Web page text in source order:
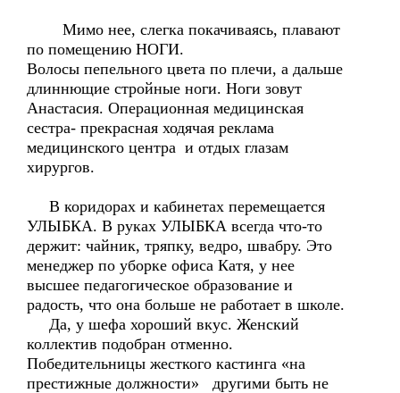
Мимо нее, слегка покачиваясь, плавают
по помещению НОГИ.
Волосы пепельного цвета по плечи, а дальше
длиннющие стройные ноги. Ноги зовут
Анастасия. Операционная медицинская
сестра- прекрасная ходячая реклама
медицинского центра и отдых глазам
хирургов.
В коридорах и кабинетах перемещается
УЛЫБКА. В руках УЛЫБКА всегда что-то
держит: чайник, тряпку, ведро, швабру. Это
менеджер по уборке офиса Катя, у нее
высшее педагогическое образование и
радость, что она больше не работает в школе.
Да, у шефа хороший вкус. Женский
коллектив подобран отменно.
Победительницы жесткого кастинга «на
престижные должности» другими быть не